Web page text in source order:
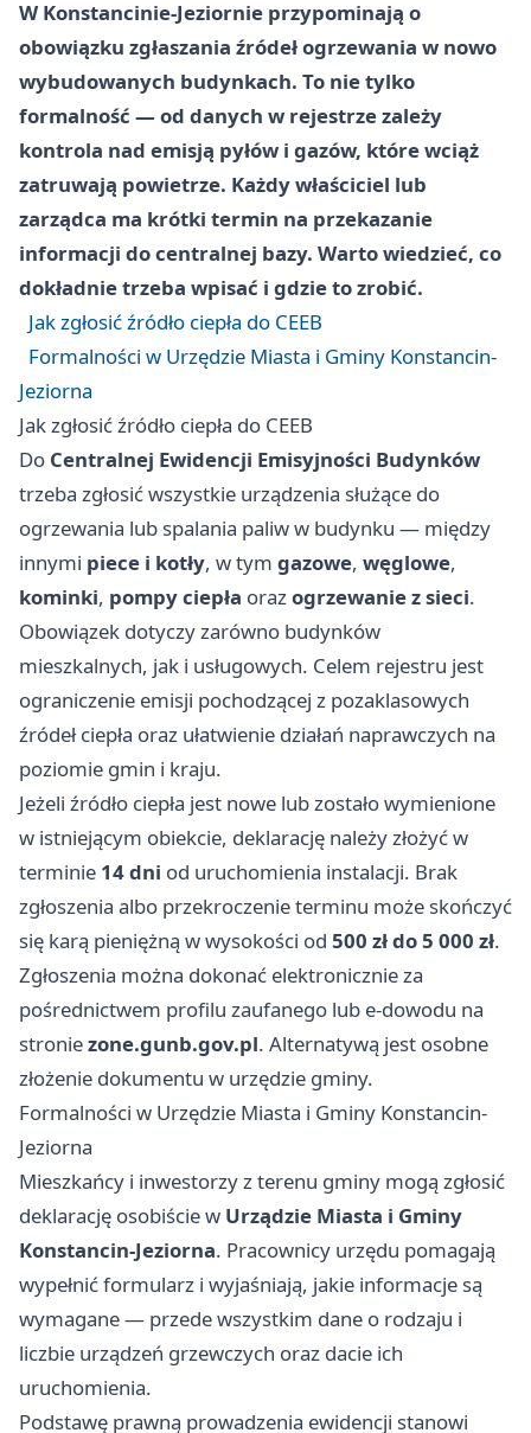
W Konstancinie-Jeziornie przypominają o
obowiązku zgłaszania źródeł ogrzewania w nowo
wybudowanych budynkach. To nie tylko
formalność — od danych w rejestrze zależy
kontrola nad emisją pyłów i gazów, które wciąż
zatruwają powietrze. Każdy właściciel lub
zarządca ma krótki termin na przekazanie
informacji do centralnej bazy. Warto wiedzieć, co
dokładnie trzeba wpisać i gdzie to zrobić.
Jak zgłosić źródło ciepła do CEEB
Formalności w Urzędzie Miasta i Gminy Konstancin-
Jeziorna
Jak zgłosić źródło ciepła do CEEB
Do Centralnej Ewidencji Emisyjności Budynków
trzeba zgłosić wszystkie urządzenia służące do
ogrzewania lub spalania paliw w budynku — między
innymi piece i kotły, w tym gazowe, węglowe,
kominki, pompy ciepła orazogrzewanie z sieci.
Obowiązek dotyczy zarówno budynków
mieszkalnych, jak i usługowych. Celem rejestru jest
ograniczenie emisji pochodzącej z pozaklasowych
źródeł ciepła oraz ułatwienie działań naprawczych na
poziomie gmin i kraju.
Jeżeli źródło ciepła jest nowe lub zostało wymienione
w istniejącym obiekcie, deklarację należy złożyć w
terminie 14 dni od uruchomienia instalacji. Brak
zgłoszenia albo przekroczenie terminu może skończyć
się karą pieniężną w wysokości od 500 zł do 5 000 zł.
Zgłoszenia można dokonać elektronicznie za
pośrednictwem profilu zaufanego lub e-dowodu na
stroniezone.gunb.gov.pl. Alternatywą jest osobne
złożenie dokumentu w urzędzie gminy.
Formalności w Urzędzie Miasta i Gminy Konstancin-
Jeziorna
Mieszkańcy i inwestorzy z terenu gminy mogą zgłosić
deklarację osobiście w Urządzie Miasta i Gminy
Konstancin-Jeziorna. Pracownicy urzędu pomagają
wypełnić formularz i wyjaśniają, jakie informacje są
wymagane — przede wszystkim dane o rodzaju i
liczbie urządzeń grzewczych oraz dacie ich
uruchomienia.
Podstawę prawną prowadzenia ewidencji stanowi